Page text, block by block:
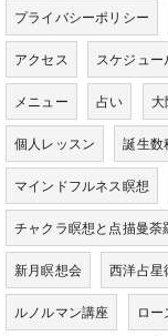
プライバシーポリシー
アクセス スケジュー
メニュー 占い 大
個人レッスン 誕生数
マインドフルネス瞑想
チャクラ瞑想と点描曼荼
新月瞑想会 西洋占星
ルノルマン講座 ロ